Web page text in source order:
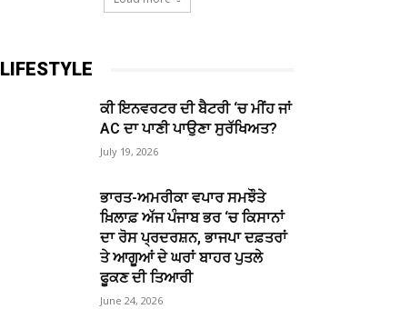
LIFESTYLE
ਕੀ ਇਨਵਰਟਰ ਦੀ ਬੈਟਰੀ ‘ਚ ਮੀਂਹ ਜਾਂ
AC ਦਾ ਪਾਣੀ ਪਾਉਣਾ ਸੁਰੱਖਿਅਤ?
July 19, 2026
ਭਾਰਤ-ਅਮਰੀਕਾ ਵਪਾਰ ਸਮਝੌਤੇ
ਖ਼ਿਲਾਫ਼ ਅੱਜ ਪੰਜਾਬ ਭਰ ‘ਚ ਕਿਸਾਨਾਂ
ਦਾ ਰੋਸ ਪ੍ਰਦਰਸ਼ਨ, ਭਾਜਪਾ ਦਫ਼ਤਰਾਂ
ਤੇ ਆਗੂਆਂ ਦੇ ਘਰਾਂ ਬਾਹਰ ਪੁਤਲੇ
ਫੂਕਣ ਦੀ ਤਿਆਰੀ
June 24, 2026